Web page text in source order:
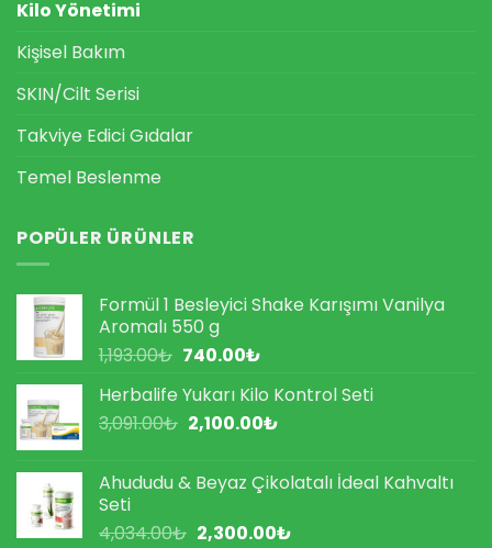
Kilo Yönetimi
Kişisel Bakım
SKIN/Cilt Serisi
Takviye Edici Gıdalar
Temel Beslenme
POPÜLER ÜRÜNLER
Formül 1 Besleyici Shake Karışımı Vanilya
Aromalı 550 g
1,193.00₺ Orijinal
1,193.00₺.
740.00₺Şu
fiyat:
740.00₺.
Herbalife Yukarı Kilo Kontrol Seti
3,091.00₺ Orijinal
2,100.00₺Şu
2,100.00₺.
Ahududu & Beyaz Çikolatalı İdeal Kahvaltı
Seti
4,034.00₺ Orijinal
2,300.00₺Şu